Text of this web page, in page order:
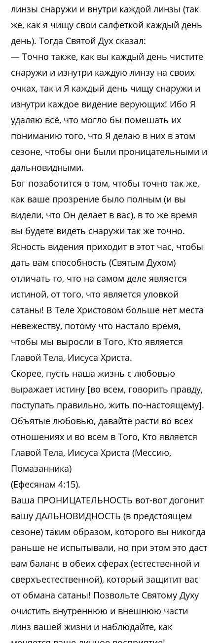
линзы снаружи и внутри каждой линзы (так
же, как я чищу свои салфеткой каждый день
день). Тогда Святой Дух сказал:
— Точно также, как вы каждый день чистите
снаружи и изнутри каждую линзу на своих
очках, так и Я каждый день чищу снаружи и
изнутри каждое видение верующих! Ибо Я
удаляю всё, что могло бы помешать их
пониманию того, что Я делаю в них в этом
сезоне, чтобы они были проницательными и
дальновидными.
Бог позаботится о том, чтобы точно так же,
как ваше прозрение было полным (и вы
видели, что Он делает в вас), в то же время
вы будете видеть снаружи так же точно.
Ясность видения приходит в этот час, чтобы
дать вам способность (Святым Духом)
отличать то, что на самом деле является
истиной, от того, что является уловкой
сатаны! В Теле Христовом больше нет места
невежеству, потому что настало время,
чтобы мы выросли в Того, Кто является
Главой Тела, Иисуса Христа.
Скорее, пусть наша жизнь с любовью
выражает истину [во всем, говорить правду,
поступать правильно, жить по-настоящему].
Объятые любовью, давайте расти во всех
отношениях и во всем в Того, Кто является
Главой Тела, Иисуса Христа (Мессию,
Помазанника)
(Ефесянам 4:15).
Ваша ПРОНИЦАТЕЛЬНОСТЬ вот-вот догонит
вашу ДАЛЬНОВИДНОСТЬ (в предстоящем
сезоне) таким образом, которого вы никогда
раньше не испытывали, но при этом это даст
вам баланс в обеих сферах (естественной и
сверхъестественной), который защитит вас
от обмана сатаны! Позвольте Святому Духу
очистить внутреннюю и внешнюю части
линз вашей жизни и наблюдайте, как